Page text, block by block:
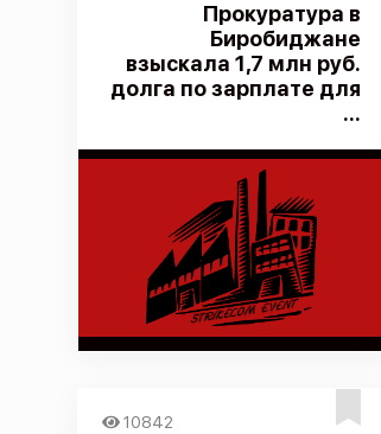
Прокуратура в
Биробиджане
взыскала 1,7 млн руб.
долга по зарплате для
...
10842